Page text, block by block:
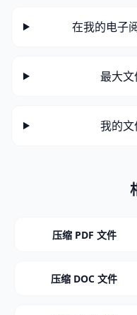
在我的电子
最大文
我的文
压缩 PDF 文件
压缩 DOC 文件